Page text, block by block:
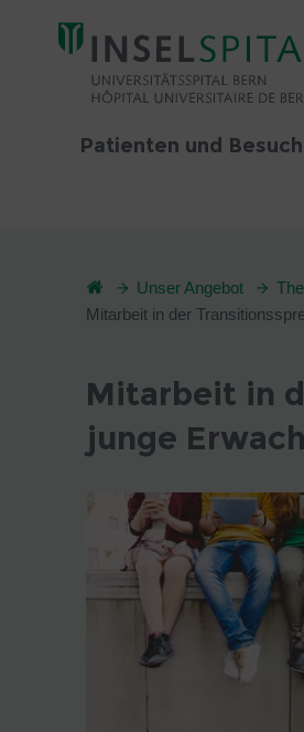
Patienten und
Unser Angebot
Mitarbeit in der
Mitarbeit in
junge